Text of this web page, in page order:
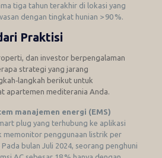
tiga tahun terakhir di lokasi yang
dengan tingkat hunian > 90 %.
Praktisi
dan investor berpengalaman
strategi yang jarang
berikut untuk
apartemen mediterania Anda.
manajemen energi (EMS)
plug yang terhubung ke aplikasi
memonitor penggunaan listrik per
bulan Juli 2024, seorang penghuni